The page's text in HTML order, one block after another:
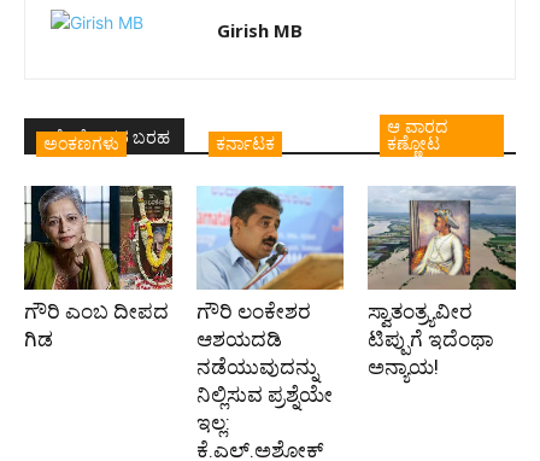
Girish MB
ಇದೇ ಲೇಖಕರ ಬರಹ
ಅಂಕಣಗಳು
ಗೌರಿ ಎಂಬ ದೀಪದ
ಗಿಡ
ಕರ್ನಾಟಕ
ಗೌರಿ ಲಂಕೇಶರ
ಆಶಯದಡಿ
ನಡೆಯುವುದನ್ನು
ನಿಲ್ಲಿಸುವ ಪ್ರಶ್ನೆಯೇ
ಇಲ್ಲ:
ಕೆ.ಎಲ್.ಅಶೋಕ್
ಆ ವಾರದ
ಕಣ್ಣೋಟ
ಸ್ವಾತಂತ್ರ್ಯವೀರ
ಟಿಪ್ಪುಗೆ ಇದೆಂಥಾ
ಅನ್ಯಾಯ!